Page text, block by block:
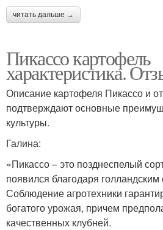
читать дальше →
Пикассо картофель
характеристика.
Описание картофеля Пикассо и
подтверждают основные
культуры.
Галина:
«Пикассо – это позднеспелый
появился благодаря
Соблюдение агротехники
богатого урожая, причем
качественных клубней.